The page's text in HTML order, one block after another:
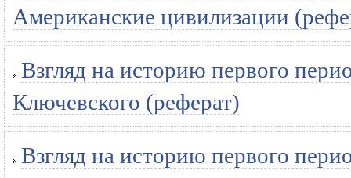
Американские цивилизации
Взгляд на историю первого
Ключевского (реферат)
Взгляд на историю первого